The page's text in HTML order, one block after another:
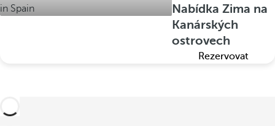
Nabídka Zima na
Kanárských
ostrovech
Rezervovat